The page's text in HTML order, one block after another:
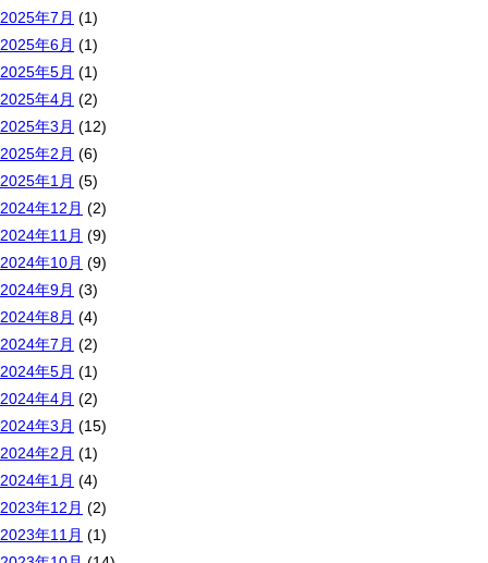
2025年7月 (1)
2025年6月 (1)
2025年5月 (1)
2025年4月 (2)
2025年3月 (12)
2025年2月 (6)
2025年1月 (5)
2024年12月 (2)
2024年11月 (9)
2024年10月 (9)
2024年9月 (3)
2024年8月 (4)
2024年7月 (2)
2024年5月 (1)
2024年4月 (2)
2024年3月 (15)
2024年2月 (1)
2024年1月 (4)
2023年12月 (2)
2023年11月 (1)